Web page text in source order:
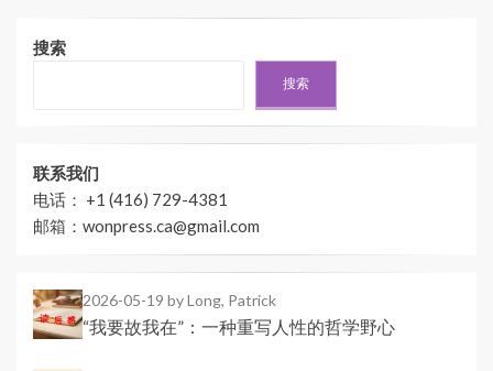
页
搜索
搜索
联系我们
电话： +1 (416) 729-4381
邮箱：wonpress.ca@gmail.com
2026-05-19 by Long, Patrick
“我要故我在”：一种重写人性的哲学野心